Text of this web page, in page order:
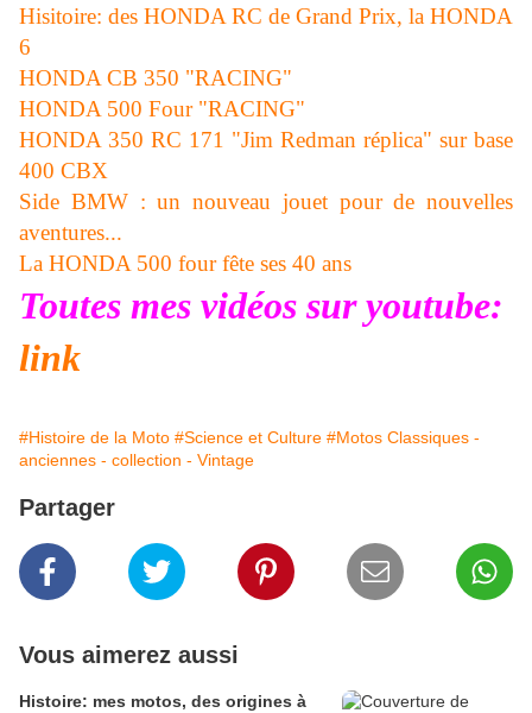
Hisitoire: des HONDA RC de Grand Prix, la HONDA
6
HONDA CB 350 "RACING"
HONDA 500 Four "RACING"
HONDA 350 RC 171 "Jim Redman réplica" sur base
400 CBX
Side BMW : un nouveau jouet pour de nouvelles
aventures...
La HONDA 500 four fête ses 40 ans
Toutes mes vidéos sur youtube:
link
#Histoire de la Moto #Science et Culture #Motos Classiques -
anciennes - collection - Vintage
Partager
Vous aimerez aussi
Histoire: mes motos, des origines à